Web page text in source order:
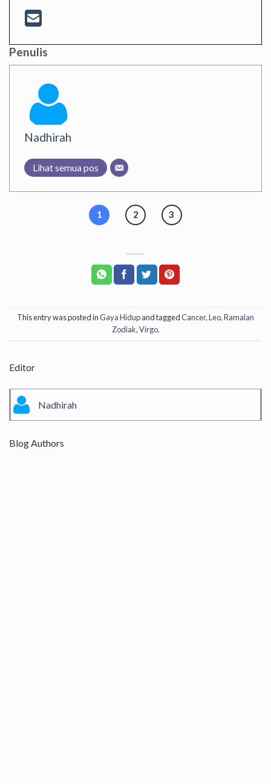
Penulis
Nadhirah
Lihat semua pos
1 2 3
This entry was posted inGaya Hidupand taggedCancer,Leo,Ramalan
Zodiak,Virgo.
Editor
Nadhirah
Blog Authors